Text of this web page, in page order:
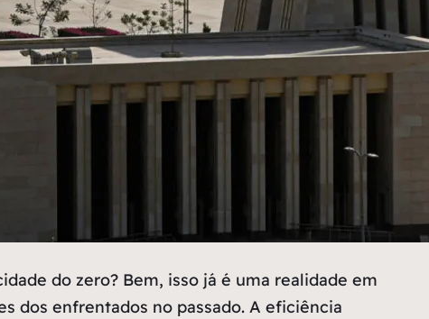
do zero? Bem, isso já é uma realidade em
dos enfrentados no passado. A eficiência